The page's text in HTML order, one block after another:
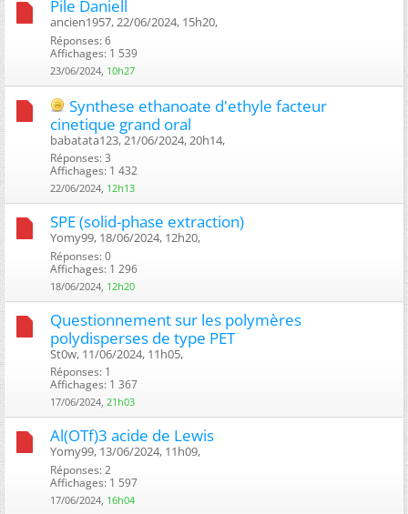
Pile Daniell
ancien1957, 22/06/2024, 15h20, ‎
Réponses: 6
Affichages: 1 539
23/06/2024, 10h27
Synthese ethanoate d'ethyle facteur
cinetique grand oral
babatata123, 21/06/2024, 20h14, ‎
Réponses: 3
Affichages: 1 432
22/06/2024, 12h13
SPE (solid-phase extraction)
Yomy99, 18/06/2024, 12h20, ‎
Réponses: 0
Affichages: 1 296
18/06/2024, 12h20
Questionnement sur les polymères
polydisperses de type PET
St0w, 11/06/2024, 11h05, ‎
Réponses: 1
Affichages: 1 367
17/06/2024, 21h03
Al(OTf)3 acide de Lewis
Yomy99, 13/06/2024, 11h09, ‎
Réponses: 2
Affichages: 1 597
17/06/2024, 16h04